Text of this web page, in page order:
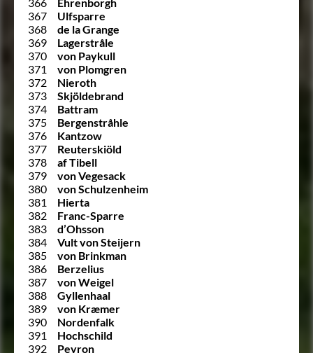
366
Ehrenborgh
367
Ulfsparre
368
de la Grange
369
Lagerstråle
370
von Paykull
371
von Plomgren
372
Nieroth
373
Skjöldebrand
374
Battram
375
Bergenstråhle
376
Kantzow
377
Reuterskiöld
378
af Tibell
379
von Vegesack
380
von Schulzenheim
381
Hierta
382
Franc-Sparre
383
d’Ohsson
384
Vult von Steijern
385
von Brinkman
386
Berzelius
387
von Weigel
388
Gyllenhaal
389
von Kræmer
390
Nordenfalk
391
Hochschild
392
Peyron